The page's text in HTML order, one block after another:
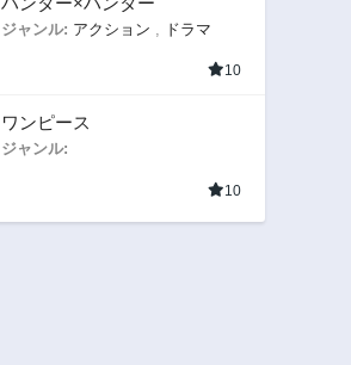
ジャンル: アクション ドラマ
10
ワンピース
ジャンル:
10